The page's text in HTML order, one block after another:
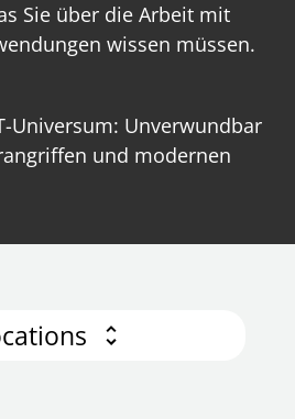
Sie über die Arbeit mit
wissen müssen.
Universum: Unverwundbar
und modernen